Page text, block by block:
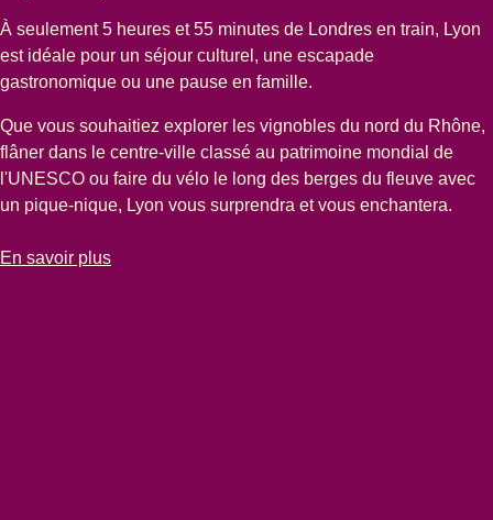
À seulement 5 heures et 55 minutes de Londres en train, Lyon
est idéale pour un séjour culturel, une escapade
gastronomique ou une pause en famille.
Que vous souhaitiez explorer les vignobles du nord du Rhône,
flâner dans le centre-ville classé au patrimoine mondial de
l'UNESCO ou faire du vélo le long des berges du fleuve avec
un pique-nique, Lyon vous surprendra et vous enchantera.
En savoir plus
-Séjour à Lyon